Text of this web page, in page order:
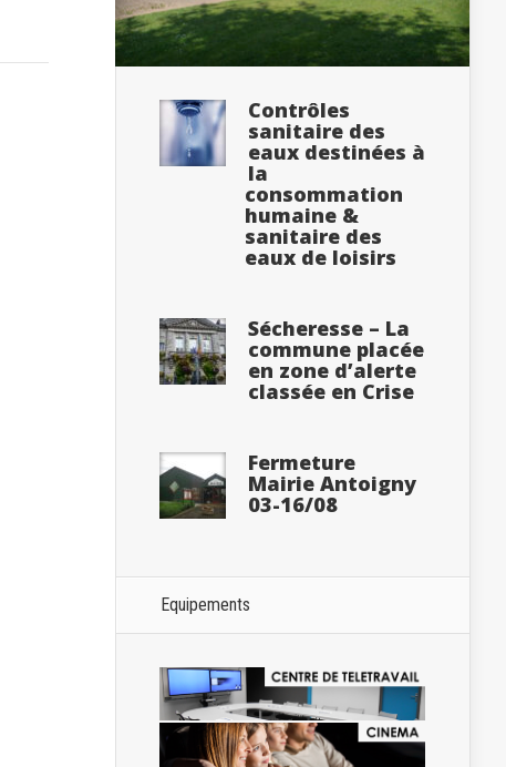
Contrôles
sanitaire des
eaux destinées à
la
consommation
humaine &
sanitaire des
eaux de loisirs
Sécheresse – La
commune placée
en zone d’alerte
classée en Crise
Fermeture
Mairie Antoigny
03-16/08
Equipements